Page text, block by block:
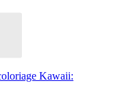
Kawaii: